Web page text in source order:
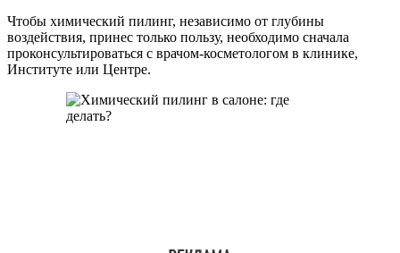
Чтобы химический пилинг, независимо от глубины
воздействия, принес только пользу, необходимо сначала
проконсультироваться с врачом-косметологом в клинике,
Институте или Центре.